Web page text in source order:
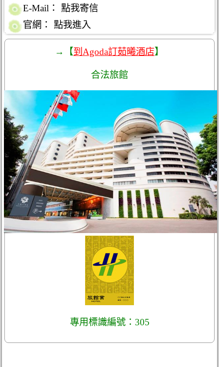
E-Mail：
點我寄信
官網：
點我進入
→【到Agoda訂茹曦酒店】
合法旅館
專用標識編號：305